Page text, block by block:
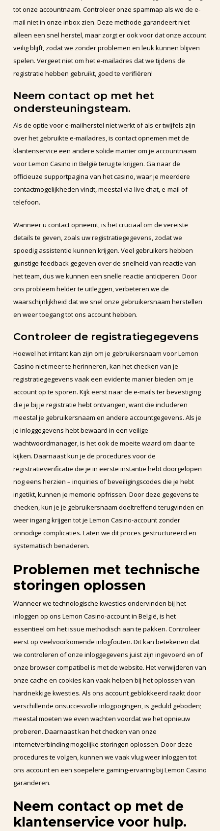
tot onze accountnaam. Controleer onze spammap als we de e-
mail niet in onze inbox zien. Deze methode garandeert niet
alleen een snel herstel, maar zorgt er ook voor dat onze account
veilig blijft, zodat we zonder problemen en leuk kunnen blijven
spelen. Vergeet niet om het e-mailadres dat we tijdens de
registratie hebben gebruikt, goed te verifiëren!
Neem contact op met het
ondersteuningsteam.
Als de optie voor e-mailherstel niet werkt of als er twijfels zijn
over het gebruikte e-mailadres, is contact opnemen met de
klantenservice een andere solide manier om je accountnaam
voor Lemon Casino in België terug te krijgen. Ga naar de
officieuze supportpagina van het casino, waar je meerdere
contactmogelijkheden vindt, meestal via live chat, e-mail of
telefoon.
Wanneer u contact opneemt, is het cruciaal om de vereiste
details te geven, zoals uw registratiegegevens, zodat we
spoedig assistentie kunnen krijgen. Veel gebruikers hebben
gunstige feedback gegeven over de snelheid van reactie van
het team, dus we kunnen een snelle reactie anticiperen. Door
ons probleem helder te uitleggen, verbeteren we de
waarschijnlijkheid dat we snel onze gebruikersnaam herstellen
en weer toegang tot ons account hebben.
Controleer de registratiegegevens
Hoewel het irritant kan zijn om je gebruikersnaam voor Lemon
Casino niet meer te herinneren, kan het checken van je
registratiegegevens vaak een evidente manier bieden om je
account op te sporen. Kijk eerst naar de e-mails ter bevestiging
die je bij je registratie hebt ontvangen, want die includeren
meestal je gebruikersnaam en andere accountgegevens. Als je
je inloggegevens hebt bewaard in een veilige
wachtwoordmanager, is het ook de moeite waard om daar te
kijken. Daarnaast kun je de procedures voor de
registratieverificatie die je in eerste instantie hebt doorgelopen
nog eens herzien – inquiries of beveiligingscodes die je hebt
ingetikt, kunnen je memorie opfrissen. Door deze gegevens te
checken, kun je je gebruikersnaam doeltreffend terugvinden en
weer ingang krijgen tot je Lemon Casino-account zonder
onnodige complicaties. Laten we dit proces gestructureerd en
systematisch benaderen.
Problemen met technische
storingen oplossen
Wanneer we technologische kwesties ondervinden bij het
inloggen op ons Lemon Casino-account in België, is het
essentieel om het issue methodisch aan te pakken. Controleer
eerst op veelvoorkomende inlogfouten. Dit kan betekenen dat
we controleren of onze inloggegevens juist zijn ingevoerd en of
onze browser compatibel is met de website. Het verwijderen van
onze cache en cookies kan vaak helpen bij het oplossen van
hardnekkige kwesties. Als ons account geblokkeerd raakt door
verschillende onsuccesvolle inlogpogingen, is geduld geboden;
meestal moeten we even wachten voordat we het opnieuw
proberen. Daarnaast kan het checken van onze
internetverbinding mogelijke storingen oplossen. Door deze
procedures te volgen, kunnen we vaak vlug weer inloggen tot
ons account en een soepelere gaming-ervaring bij Lemon Casino
garanderen.
Neem contact op met de
klantenservice voor hulp.